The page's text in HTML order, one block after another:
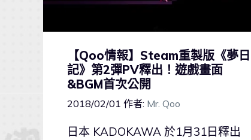
【Qoo情報】Steam重製版《夢日
記》第2彈PV釋出！遊戲畫面
&BGM首次公開
2018/02/01 作者: Mr. Qoo
日本 KADOKAWA 於1月31日釋出